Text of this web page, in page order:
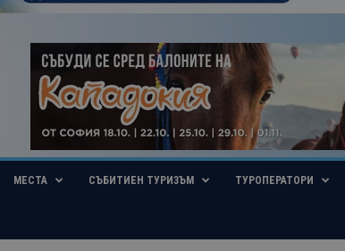
МЕСТА СЪБИТИЕН ТУРИЗЪМ ТУРОПЕРАТОРИ